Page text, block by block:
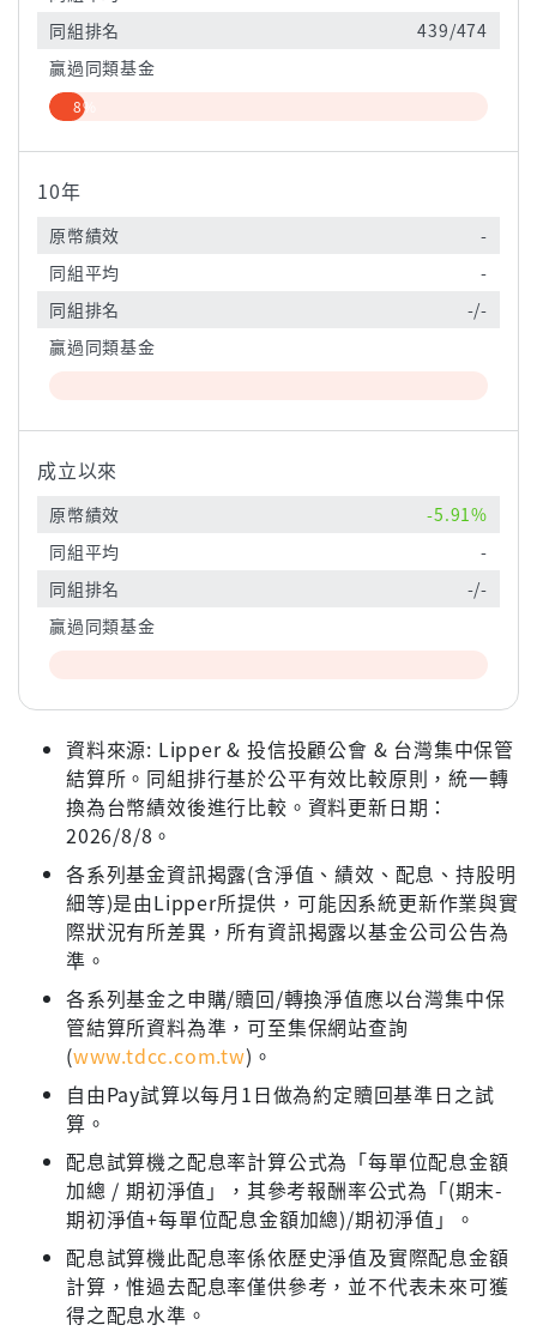
同組排名
439/474
贏過同類基金
8%
10年
原幣績效
-
同組平均
-
同組排名
-/-
贏過同類基金
成立以來
原幣績效
-5.91%
同組平均
-
同組排名
-/-
贏過同類基金
資料來源: Lipper & 投信投顧公會 & 台灣集中保管
結算所。同組排行基於公平有效比較原則，統一轉
換為台幣績效後進行比較。資料更新日期：
2026/8/8。
各系列基金資訊揭露(含淨值、績效、配息、持股明
細等)是由Lipper所提供，可能因系統更新作業與實
際狀況有所差異，所有資訊揭露以基金公司公告為
準。
各系列基金之申購/贖回/轉換淨值應以台灣集中保
管結算所資料為準，可至集保網站查詢
(www.tdcc.com.tw)。
自由Pay試算以每月1日做為約定贖回基準日之試
算。
配息試算機之配息率計算公式為「每單位配息金額
加總 / 期初淨值」，其參考報酬率公式為「(期末-
期初淨值+每單位配息金額加總)/期初淨值」。
配息試算機此配息率係依歷史淨值及實際配息金額
計算，惟過去配息率僅供參考，並不代表未來可獲
得之配息水準。